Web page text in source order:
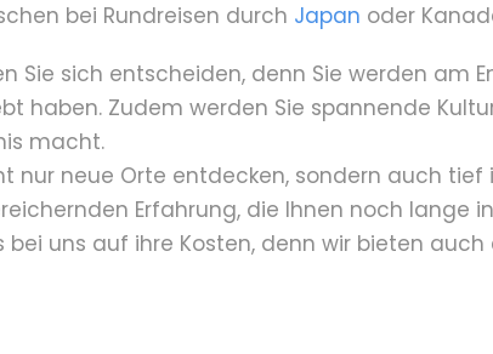
bei Rundreisen durch Japan oder
Sie sich entscheiden, denn Sie werden am
haben. Zudem werden Sie spannende
macht.
nur neue Orte entdecken, sondern auch tief
Erfahrung, die Ihnen noch lange
uns auf ihre Kosten, denn wir bieten auch